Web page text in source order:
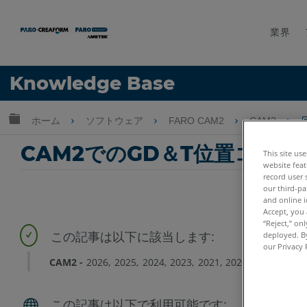
業界
Knowledge Base
言語
グローバル階層を展開/折りたたむ
ホーム ソフトウェア FARO CAM2 CAM2
CAM2でのGD＆T位置コール
CAM2 2026 2025 2024 2023 2021 2020
This site
website
record user
our third-
and online
Accept,
“Reject,”
deployed.
our Privacy